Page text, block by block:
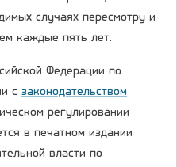
случаях пересмотру и
каждые пять лет.
Федерации по
с законодательством
регулировании
в печатном издании
власти по